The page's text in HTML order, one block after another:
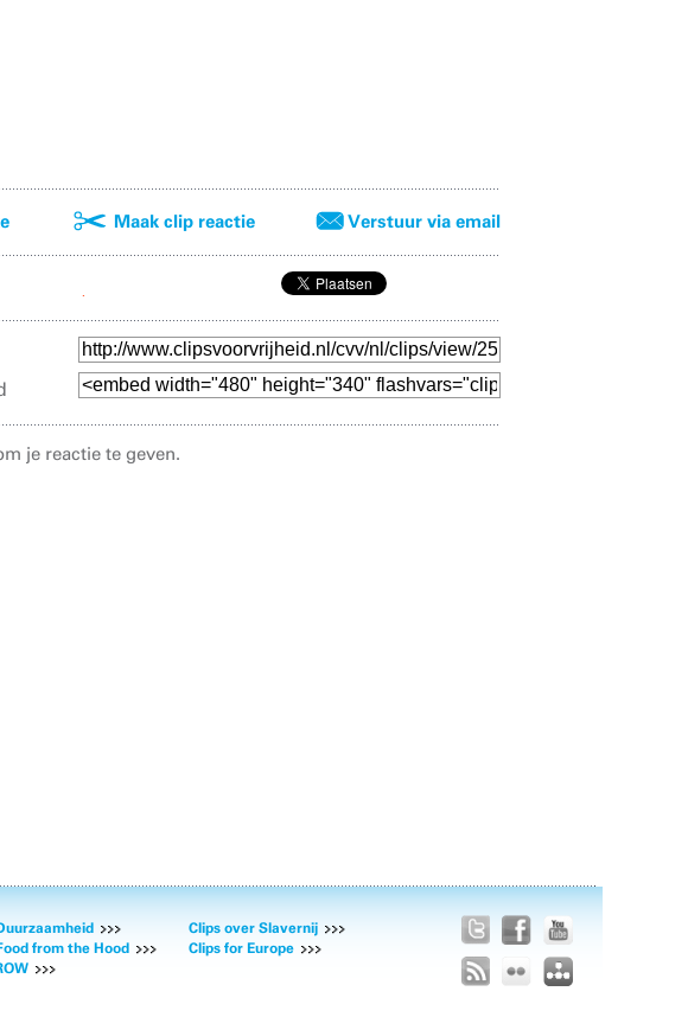
Maak clip reactie Verstuur via email
je reactie te geven.
from the Hood
Clips over Slavernij
Clips for Europe